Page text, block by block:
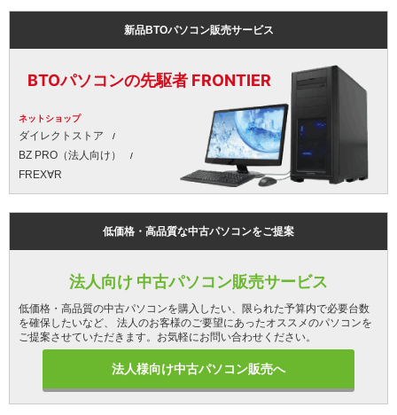
新品BTOパソコン販売サービス
BTOパソコンの先駆者 FRONTIER
ネットショップ
ダイレクトストア
BZ PRO（法人向け）
FREX∀R
低価格・高品質な中古パソコンをご提案
法人向け 中古パソコン販売サービス
低価格・高品質の中古パソコンを購入したい、限られた予算内で必要台数
を確保したいなど、 法人のお客様のご要望にあったオススメのパソコンを
ご提案させていただきます。お気軽にお問い合わせください。
法人様向け中古パソコン販売へ